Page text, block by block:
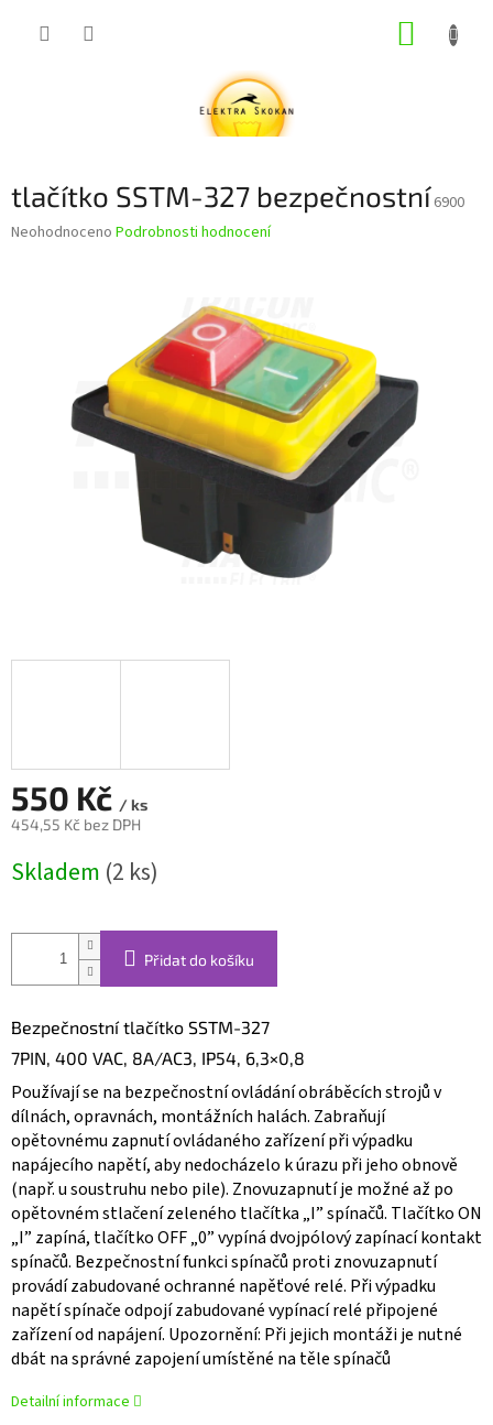
tlačítko SSTM-327 bezpečnostní 6900
Průměrné
Neohodnoceno Podrobnosti hodnocení
550 Kč / ks
454,55 Kč bez DPH
cena:
Skladem (2 ks)
Přidat do košíku
Bezpečnostní tlačítko SSTM-327
7PIN, 400 VAC, 8A/AC3, IP54, 6,3×0,8
Používají se na bezpečnostní ovládání obráběcích strojů v
dílnách, opravnách, montážních halách. Zabraňují
opětovnému zapnutí ovládaného zařízení při výpadku
napájecího napětí, aby nedocházelo k úrazu při jeho obnově
(např. u soustruhu nebo pile). Znovuzapnutí je možné až po
opětovném stlačení zeleného tlačítka „I” spínačů. Tlačítko ON
„I” zapíná, tlačítko OFF „0” vypíná dvojpólový zapínací kontakt
spínačů. Bezpečnostní funkci spínačů proti znovuzapnutí
provádí zabudované ochranné napěťové relé. Při výpadku
napětí spínače odpojí zabudované vypínací relé připojené
zařízení od napájení. Upozornění: Při jejich montáži je nutné
dbát na správné zapojení umístěné na těle spínačů
Detailní informace